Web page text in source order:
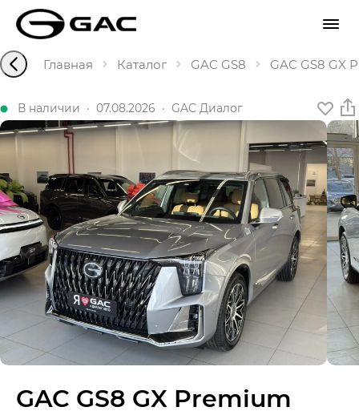
Главная Каталог GAC GS8 GAC GS8 GX
В наличии · 07.08.2026 · GAC Диалог
GAC GS8 GX Premium